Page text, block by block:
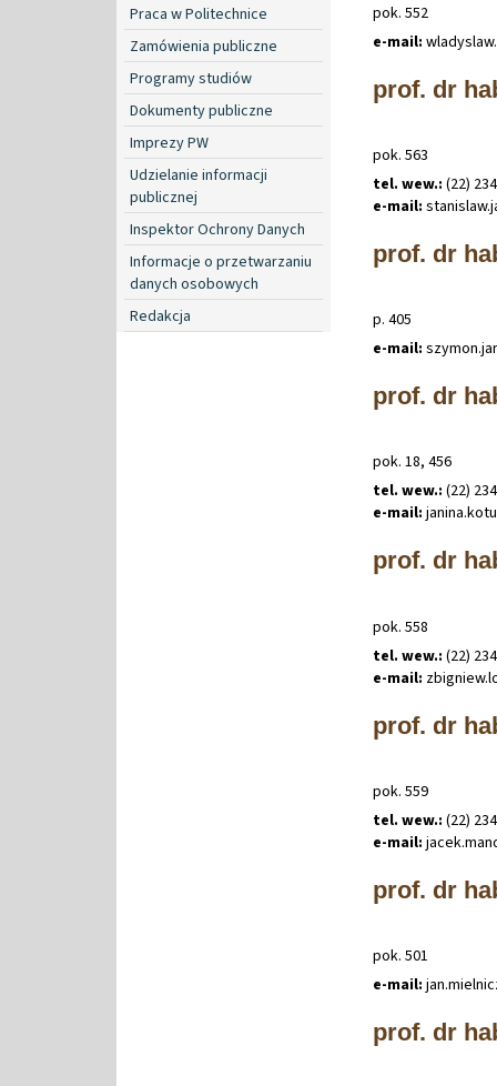
Praca w Politechnice
Zamówienia publiczne
Programy studiów
Dokumenty publiczne
Imprezy PW
Udzielanie informacji
publicznej
Inspektor Ochrony Danych
Informacje o przetwarzaniu
danych osobowych
Redakcja
pok. 552
e-mail: wladyslaw.
prof. dr
pok. 563
tel. wew.: (22)
e-mail: stanislaw.
prof. dr
p. 405
e-mail: szymon.
prof. dr
pok. 18, 456
tel. wew.: (22)
e-mail: janina.
prof. dr
pok. 558
tel. wew.: (22)
e-mail: zbigniew.
prof. dr
pok. 559
tel. wew.: (22)
e-mail: jacek.
prof. dr
pok. 501
e-mail: jan.
prof. dr